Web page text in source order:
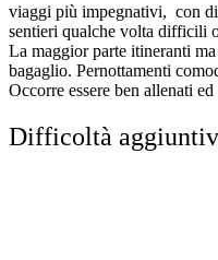
viaggi più impegnativi, con
sentieri qualche volta difficili
La maggior parte itineranti
bagaglio. Pernottamenti
Occorre essere ben allenati
Difficoltà